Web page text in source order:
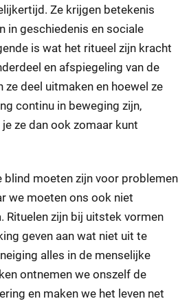
Ze krijgen betekenis
in geschiedenis en sociale
is wat het ritueel zijn kracht
en afspiegeling van de
ze deel uitmaken en hoewel ze
continu in beweging zijn,
ze dan ook zomaar kunt
moeten zijn voor problemen
we moeten ons ook niet
Rituelen zijn bij uitstek vormen
geven aan wat niet uit te
alles in de menselijke
ontnemen we onszelf de
en maken we het leven net